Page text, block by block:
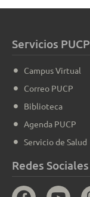
Servicios PUCP
Campus Virtual
Correo PUCP
Biblioteca
Agenda PUCP
Servicio de Salud
Redes Sociales